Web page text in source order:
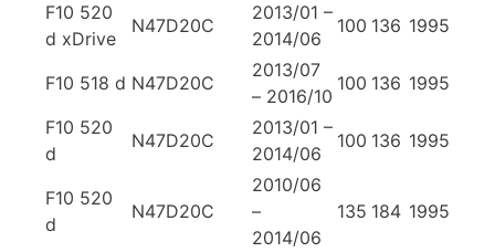
F10 520
d xDrive
N47D20C
2013/01 –
2014/06
100 136 1995
F10 518 d N47D20C
2013/07
– 2016/10
100 136 1995
F10 520
d
N47D20C
2013/01 –
2014/06
100 136 1995
F10 520
d
N47D20C
2010/06
–
2014/06
135 184 1995